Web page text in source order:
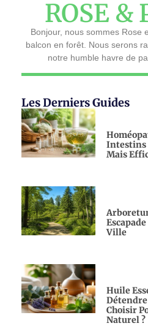
ROSE &
Bonjour, nous sommes Rose
balcon en forêt. Nous serons
notre humble havre de
Les Derniers Guides
Intestins
Mais
Ville
Huile
Détendre
Choisir
Naturel ?